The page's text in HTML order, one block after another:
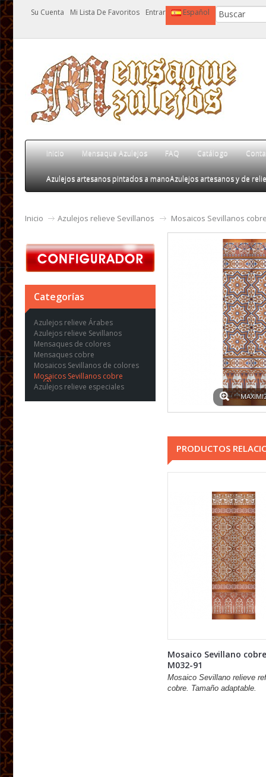
Su Cuenta Mi Lista De Favoritos Entrar Español
Inicio Mensaque Azulejos FAQ Catálogo
Azulejos artesanos pintados a manoAzulejos artesanos y de
Inicio Azulejos relieve Sevillanos Mosaicos Sevillanos
Categorías
Azulejos relieve Árabes
Azulejos relieve Sevillanos
Mensaques de colores
Mensaques cobre
Mosaicos Sevillanos de colores
Mosaicos Sevillanos cobre
Azulejos relieve especiales
PRODUCTOS
Mosaico Sevillano
M032-91
Mosaico Sevillano relieve
cobre. Tamaño adaptable.